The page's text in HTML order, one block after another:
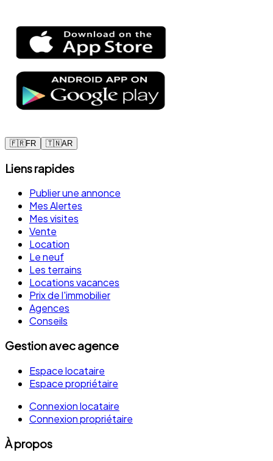
🇫🇷FR 🇹🇳AR
Liens rapides
Publier une annonce
Mes Alertes
Mes visites
Vente
Location
Le neuf
Les terrains
Locations vacances
Prix de l'immobilier
Agences
Conseils
Gestion avec agence
Espace locataire
Espace propriétaire
Connexion locataire
Connexion propriétaire
À propos